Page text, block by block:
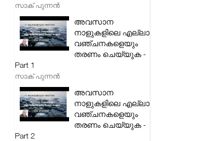
സാക് പുന്നൻ
അവസാന
നാളുകളിലെ എല്ലാ
വഞ്ചനകളെയും
തരണം ചെയ്യുക -
Part 1
സാക് പുന്നൻ
അവസാന
നാളുകളിലെ എല്ലാ
വഞ്ചനകളെയും
തരണം ചെയ്യുക -
Part 2